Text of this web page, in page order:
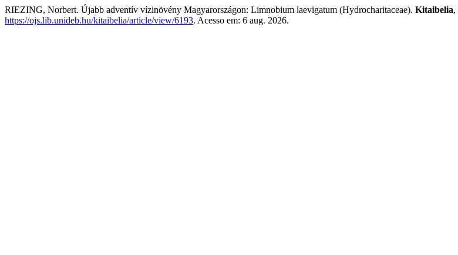
RIEZING, Norbert. Újabb adventív vízinövény Magyarországon: Limnobium laevigatum (Hydrocharitaceae). Kitaibelia,
https://ojs.lib.unideb.hu/kitaibelia/article/view/6193. Acesso em: 6 aug. 2026.